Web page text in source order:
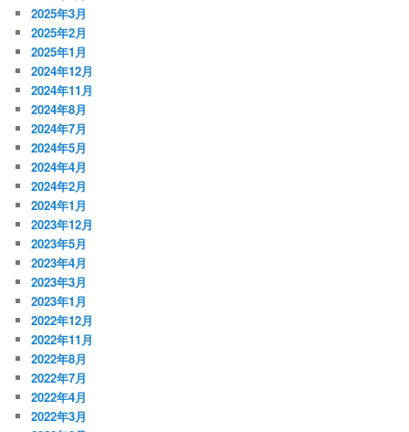
2025年3月
2025年2月
2025年1月
2024年12月
2024年11月
2024年8月
2024年7月
2024年5月
2024年4月
2024年2月
2024年1月
2023年12月
2023年5月
2023年4月
2023年3月
2023年1月
2022年12月
2022年11月
2022年8月
2022年7月
2022年4月
2022年3月